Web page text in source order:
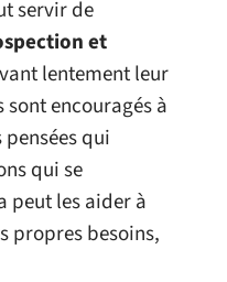
servir de
et
lentement leur
sont encouragés à
qui
qui se
peut les aider à
propres besoins,